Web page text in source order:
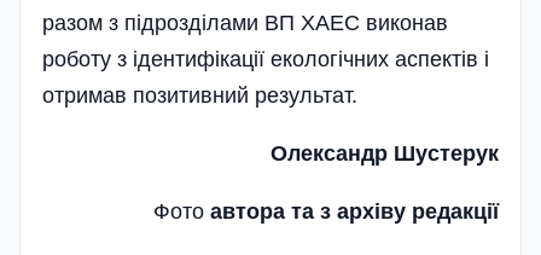
разом з підрозді­лами ВП ХАЕС виконав
роботу з ідентифікації екологічних аспектів і
отримав позитивний результат.
Олександр Шустерук
Фото автора та з архіву редакції